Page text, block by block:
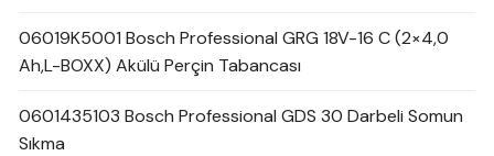
06019K5001 Bosch Professional GRG 18V-16 C (2×4,0
Ah,L-BOXX) Akülü Perçin Tabancası
0601435103 Bosch Professional GDS 30 Darbeli Somun
Sıkma